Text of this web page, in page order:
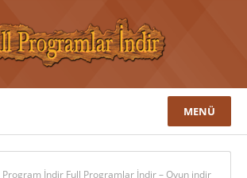
MENÜ
Program İndir Full Programlar İndir – Oyun indir